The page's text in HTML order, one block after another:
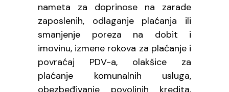
nameta za doprinose na zarade
zaposlenih, odlaganje plaćanja ili
smanjenje poreza na dobit i
imovinu, izmene rokova za plaćanje i
povraćaj PDV-a, olakšice za
plaćanje komunalnih usluga,
obezbeđivanje povoljnih kredita,